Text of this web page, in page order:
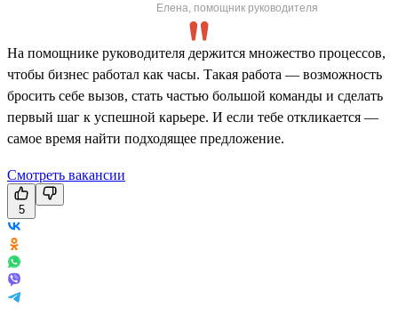
Елена, помощник руководителя
На помощнике руководителя держится множество процессов,
чтобы бизнес работал как часы. Такая работа — возможность
бросить себе вызов, стать частью большой команды и сделать
первый шаг к успешной карьере. И если тебе откликается —
самое время найти подходящее предложение.
Смотреть вакансии
5